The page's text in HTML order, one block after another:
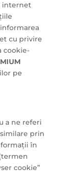
internet
cu privire
cookie-
pe
a ne referi
prin
în
cookie”